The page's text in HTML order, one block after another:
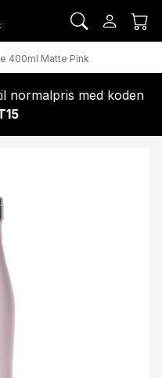
400ml Matte Pink
normalpris med koden